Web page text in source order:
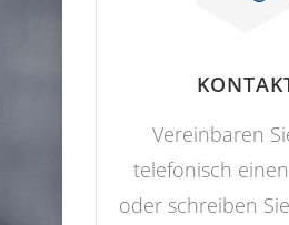
Vereinbaren
telefonisch
oder schreiben